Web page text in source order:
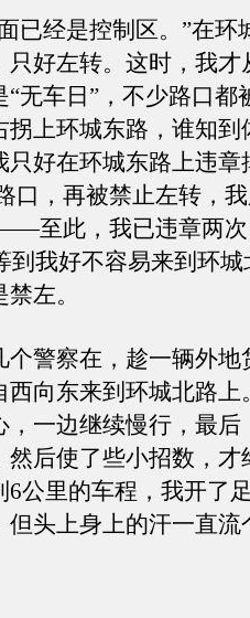
经是控制区。”在环
只好左转。这时，我才
无车日”，不少路口都
拐上环城东路，谁知到
只好在环城东路上违章
口，再被禁止左转，
至此，我已违章两
到我好不容易来到环
左。
警察在，趁一辆外地
西向东来到环城北路上
，一边继续慢行，最后
然后使了些小招数，才
6公里的车程，我开了
但头上身上的汗一直流